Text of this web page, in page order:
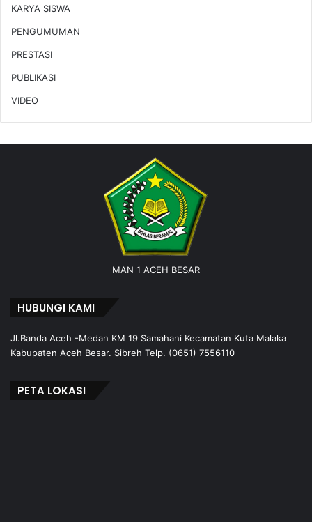
KARYA SISWA
PENGUMUMAN
PRESTASI
PUBLIKASI
VIDEO
MAN 1 ACEH BESAR
HUBUNGI KAMI
Jl.Banda Aceh -Medan KM 19 Samahani Kecamatan Kuta Malaka
Kabupaten Aceh Besar. Sibreh Telp. (0651) 7556110
PETA LOKASI